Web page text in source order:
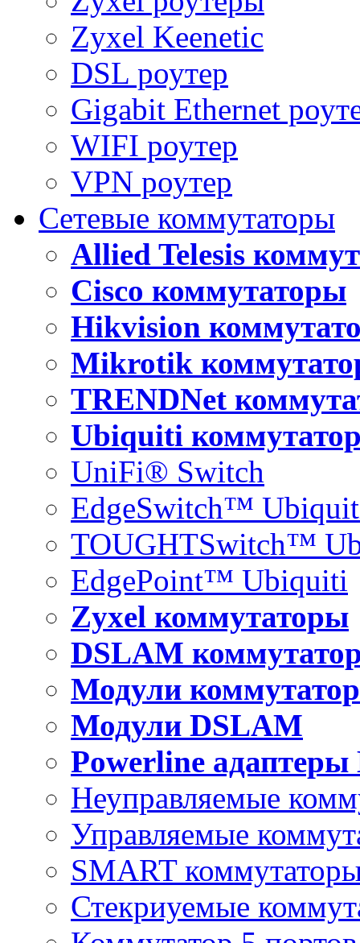
Zyxel Keenetic
DSL роутер
Gigabit Ethernet
WIFI роутер
VPN роутер
Сетевые коммутаторы
Allied Telesis
Cisco коммутаторы
Hikvision
Mikrotik
TRENDNet
Ubiquiti
UniFi® Switch
EdgeSwitch™
TOUGHTSwitch™
EdgePoint™ Ubiquiti
Zyxel коммутаторы
DSLAM
Модули
Модули DSLAM
Powerline адаптеры
Неуправляемые
Управляемые
SMART
Стекриуемые